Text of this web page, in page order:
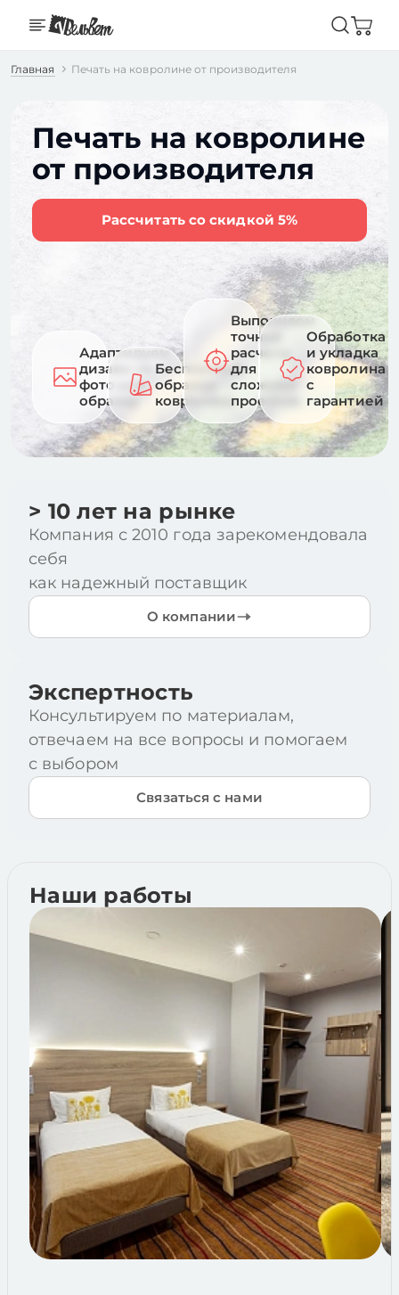
Главная Печать на ковролине от производителя
Печать на ковролине
от производителя
Рассчитать со скидкой 5%
Адаптируем
дизайн по
фото или
образцу
Бесплатные
образцы
ковролина
Выполняем
точные
расчеты
для
сложных
проектов
Обработка
и укладка
ковролина
с
гарантией
> 10 лет на рынке
Компания с 2010 года зарекомендовала
себя
как надежный поставщик
О компании
Экспертность
Консультируем по материалам,
отвечаем на все вопросы и помогаем
с выбором
Связаться с нами
Наши работы